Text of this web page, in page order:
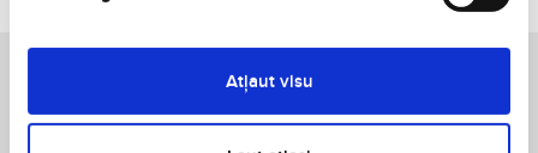
Atļaut visu
Vienā virzienā
Attālums starp šīm pilsētām taisnā līnijā ir 1788.3 km.
Lēto aviosabiedrību lidojumi virzienā Rīga - Mančestra notiek šādās nedēļas